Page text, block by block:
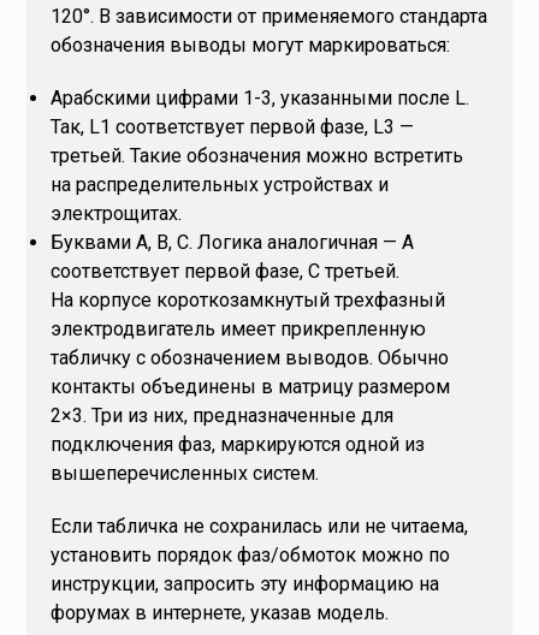
120°. В зависимости от применяемого стандарта
обозначения выводы могут маркироваться:
Арабскими цифрами 1-3, указанными после L.
Так, L1 соответствует первой фазе, L3 —
третьей. Такие обозначения можно встретить
на распределительных устройствах и
электрощитах.
Буквами A, B, C. Логика аналогичная — A
соответствует первой фазе, C третьей.
На корпусе короткозамкнутый трехфазный
электродвигатель имеет прикрепленную
табличку с обозначением выводов. Обычно
контакты объединены в матрицу размером
2×3. Три из них, предназначенные для
подключения фаз, маркируются одной из
вышеперечисленных систем.
Если табличка не сохранилась или не читаема,
установить порядок фаз/обмоток можно по
инструкции, запросить эту информацию на
форумах в интернете, указав модель.